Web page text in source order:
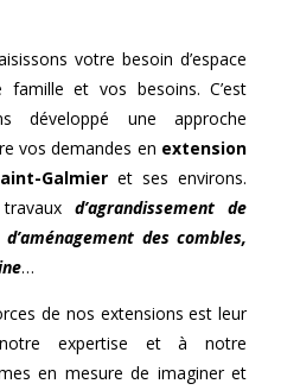
votre besoin d’espace
et vos besoins. C’est
développé une approche
vos demandes en extension
Galmier et ses environs.
travauxd’agrandissement de
des combles,
…
de nos extensions est leur
expertise et à notre
en mesure de imaginer et